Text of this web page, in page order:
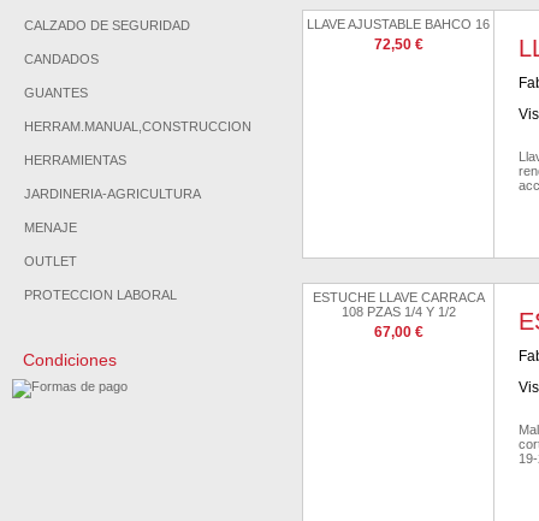
CALZADO DE SEGURIDAD
CANDADOS
GUANTES
HERRAM.MANUAL,CONSTRUCCION
HERRAMIENTAS
JARDINERIA-AGRICULTURA
MENAJE
OUTLET
PROTECCION LABORAL
Condiciones
LLAVE AJUSTABLE BAHCO 16
72,50 €
ESTUCHE LLAVE CARRACA
108 PZAS 1/4 Y 1/2
67,00 €